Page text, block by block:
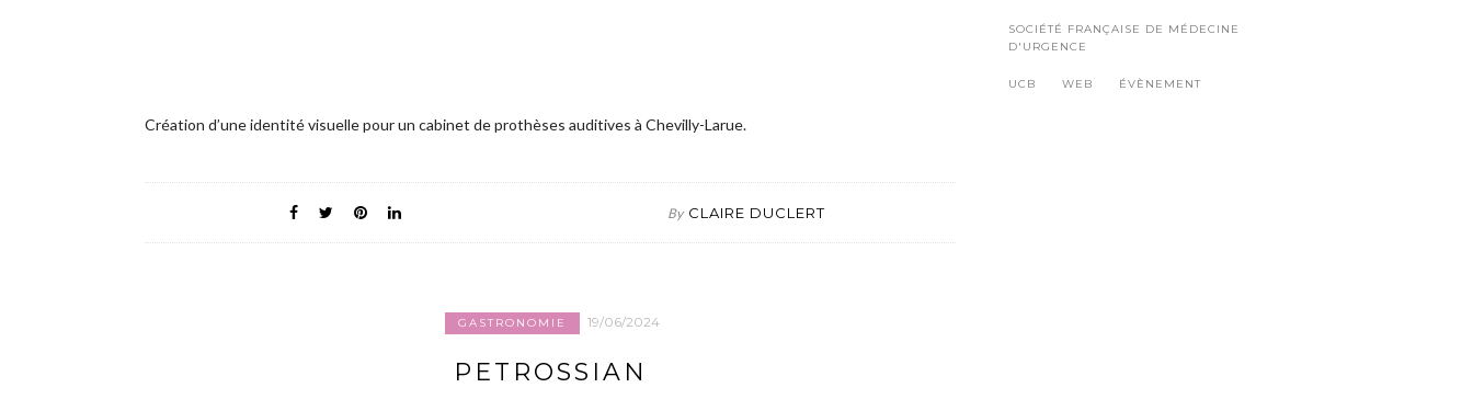
Création d’une identité visuelle pour un cabinet de prothèses auditives à Chevilly-Larue.
By CLAIRE DUCLERT
GASTRONOMIE 19/06/2024
PETROSSIAN
SOCIÉTÉ FRANÇAISE DE MÉDECINE
D'URGENCE
UCB WEB ÉVÈNEMENT